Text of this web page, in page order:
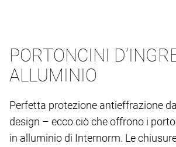
PORTONCINI
ALLUMINIO
Perfetta protezione antieffrazione
design – ecco ciò che offrono i
in alluminio di Internorm. Le